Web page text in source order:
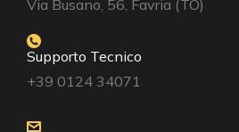
Via Busano, 56, Favria (TO)
Supporto Tecnico
+39 0124 34071